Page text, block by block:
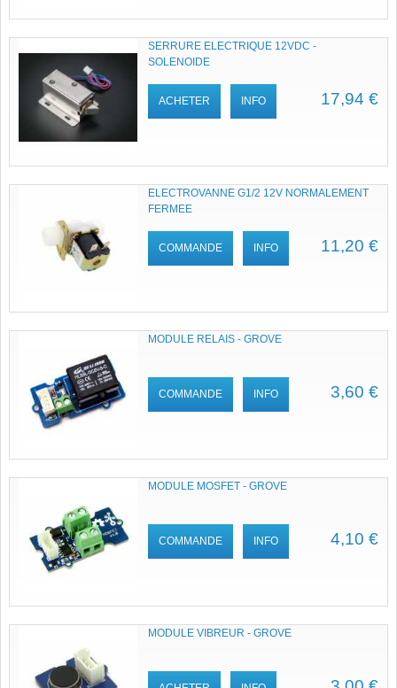
SERRURE ELECTRIQUE 12VDC -
SOLENOIDE
17,94 €
ACHETER INFO
ELECTROVANNE G1/2 12V NORMALEMENT
FERMEE
11,20 €
COMMANDE INFO
MODULE RELAIS - GROVE
3,60 €
COMMANDE INFO
MODULE MOSFET - GROVE
4,10 €
COMMANDE INFO
MODULE VIBREUR - GROVE